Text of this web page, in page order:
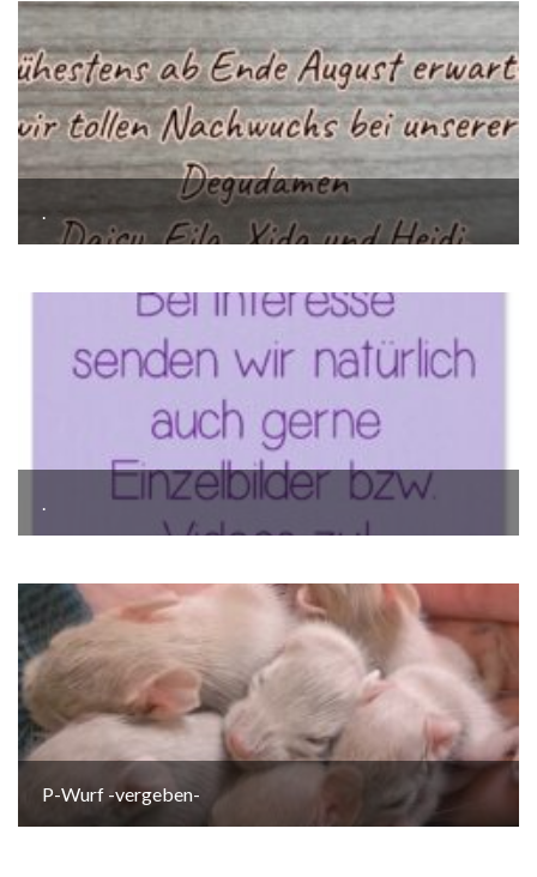
.
.
P-Wurf -vergeben-